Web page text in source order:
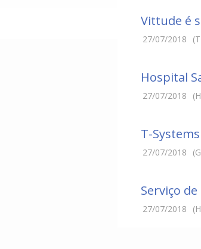
Vittude é
27/07/2018
Hospital
27/07/2018
T-
27/07/2018
Serviço
27/07/2018